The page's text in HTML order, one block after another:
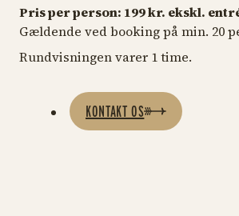
Pris per person: 199 kr. ekskl.
Gældende ved booking på min. 20
Rundvisningen varer 1 time.
KONTAKT OS